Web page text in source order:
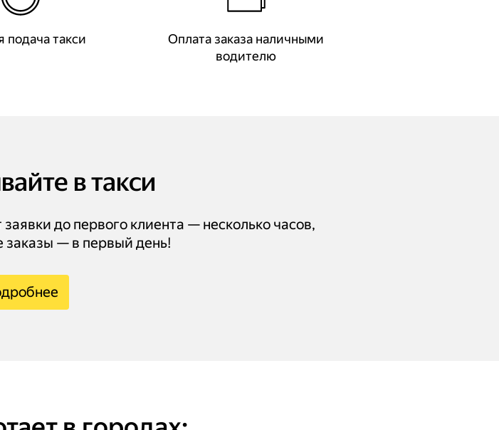
подача такси
Оплата заказа наличными
водителю
в такси
до первого клиента — несколько часов,
заказы — в первый день!